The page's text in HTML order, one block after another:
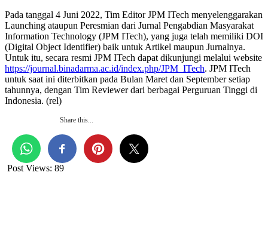
Pada tanggal 4 Juni 2022, Tim Editor JPM ITech menyelenggarakan
Launching ataupun Peresmian dari Jurnal Pengabdian Masyarakat
Information Technology (JPM ITech), yang juga telah memiliki DOI
(Digital Object Identifier) baik untuk Artikel maupun Jurnalnya.
Untuk itu, secara resmi JPM ITech dapat dikunjungi melalui website
https://journal.binadarma.ac.id/index.php/JPM_ITech. JPM ITech
untuk saat ini diterbitkan pada Bulan Maret dan September setiap
tahunnya, dengan Tim Reviewer dari berbagai Perguruan Tinggi di
Indonesia. (rel)
Share this...
Post Views: 89